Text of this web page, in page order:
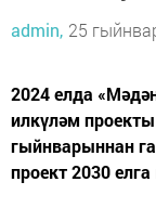
admin, 25
2024 елда
илкүләм
гыйнварыннан
проект 2030